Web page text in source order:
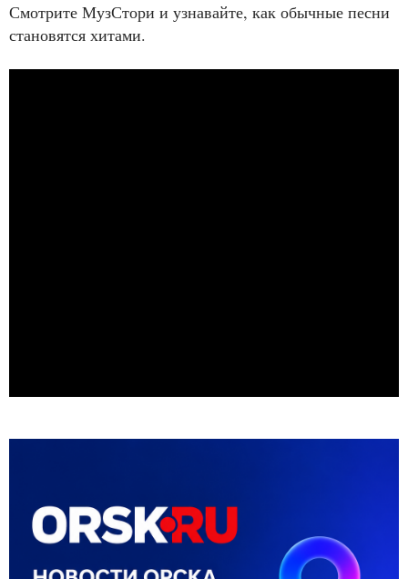
Смотрите МузСтори и узнавайте, как обычные песни
становятся хитами.